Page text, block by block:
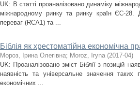
UK: В статті проаналізовано динаміку
міжнародному ринку та ринку країн ЄС-28.
переваг (RCA1) та ...
Біблія як хрестоматійна економічна
Мороз, Ірина Олегівна; Moroz, Iryna (2017-04)
UK: Проаналізовано зміст Біблії з позицій
наявність та універсальне значення
економічних ...